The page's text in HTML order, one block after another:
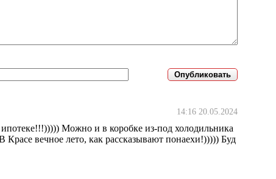
14:16 20.05.2024
ипотеке!!!))))) Можно и в коробке из-под холодильника
Красе вечное лето, как рассказывают понаехи!))))) Буд